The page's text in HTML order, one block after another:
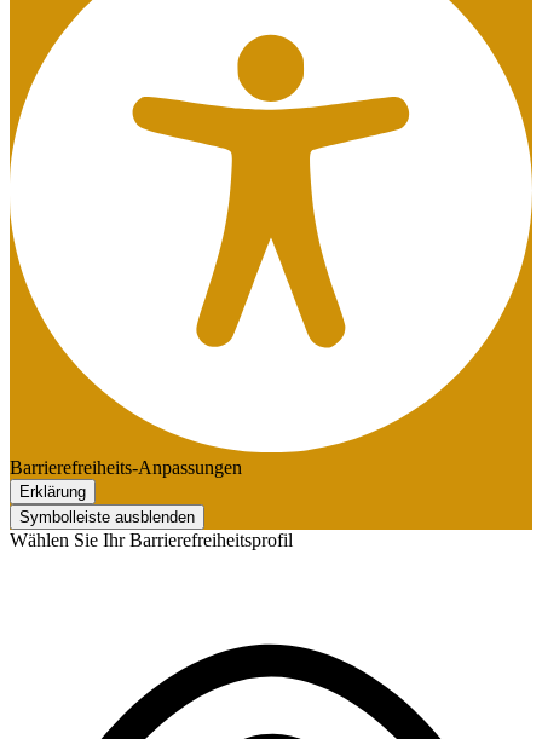
Barrierefreiheits-Anpassungen
Erklärung
Symbolleiste ausblenden
Wählen Sie Ihr Barrierefreiheitsprofil